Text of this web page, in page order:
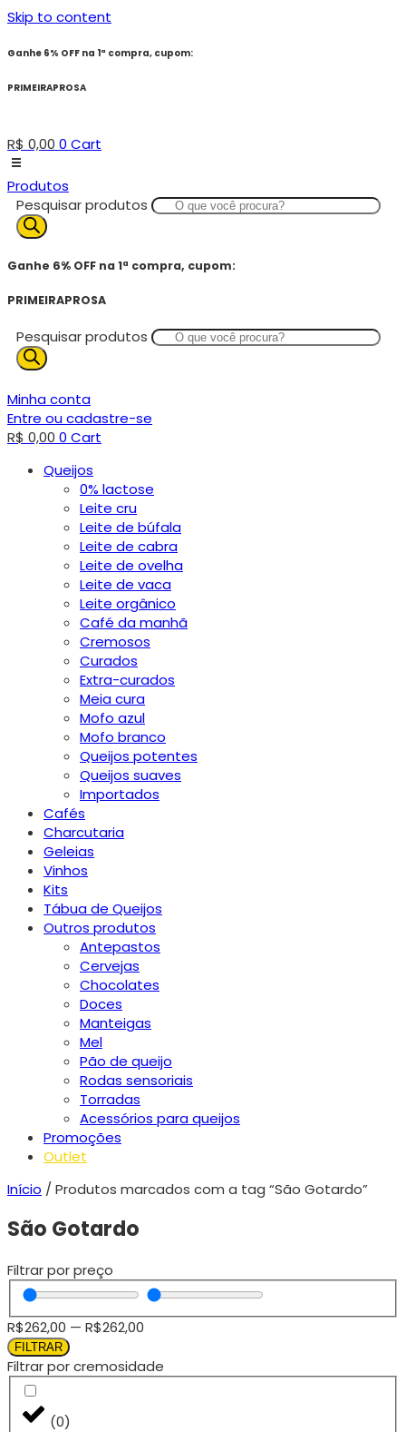
Skip to content
Ganhe 6% OFF na 1ª compra, cupom:
PRIMEIRAPROSA
R$ 0,00 0 Cart
Produtos
Pesquisar produtos
Ganhe 6% OFF na 1ª compra, cupom:
PRIMEIRAPROSA
Pesquisar produtos
Minha conta
Entre ou cadastre-se
R$ 0,00 0 Cart
Queijos
0% lactose
Leite cru
Leite de búfala
Leite de cabra
Leite de ovelha
Leite de vaca
Leite orgânico
Café da manhã
Cremosos
Curados
Extra-curados
Meia cura
Mofo azul
Mofo branco
Queijos potentes
Queijos suaves
Importados
Cafés
Charcutaria
Geleias
Vinhos
Kits
Tábua de Queijos
Outros produtos
Antepastos
Cervejas
Chocolates
Doces
Manteigas
Mel
Pão de queijo
Rodas sensoriais
Torradas
Acessórios para queijos
Promoções
Outlet
Início / Produtos marcados com a tag “São Gotardo”
São Gotardo
Filtrar por preço
R$262,00 — R$262,00
FILTRAR
Filtrar por cremosidade
(0)